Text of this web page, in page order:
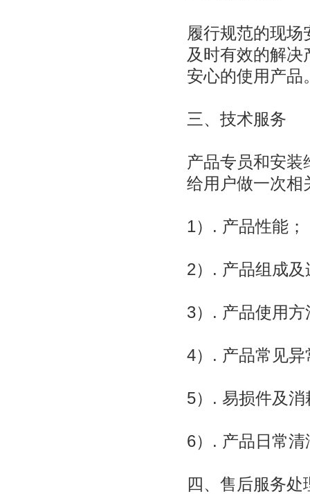
履行规范的现
及时有效的解
安心的使用产品
三、技术服务
产品专员和安
给用户做一次相
1）. 产品性能；
2）. 产品组成
3）. 产品使用方
4）. 产品常见
5）. 易损件及
6）. 产品日常
四、售后服务处